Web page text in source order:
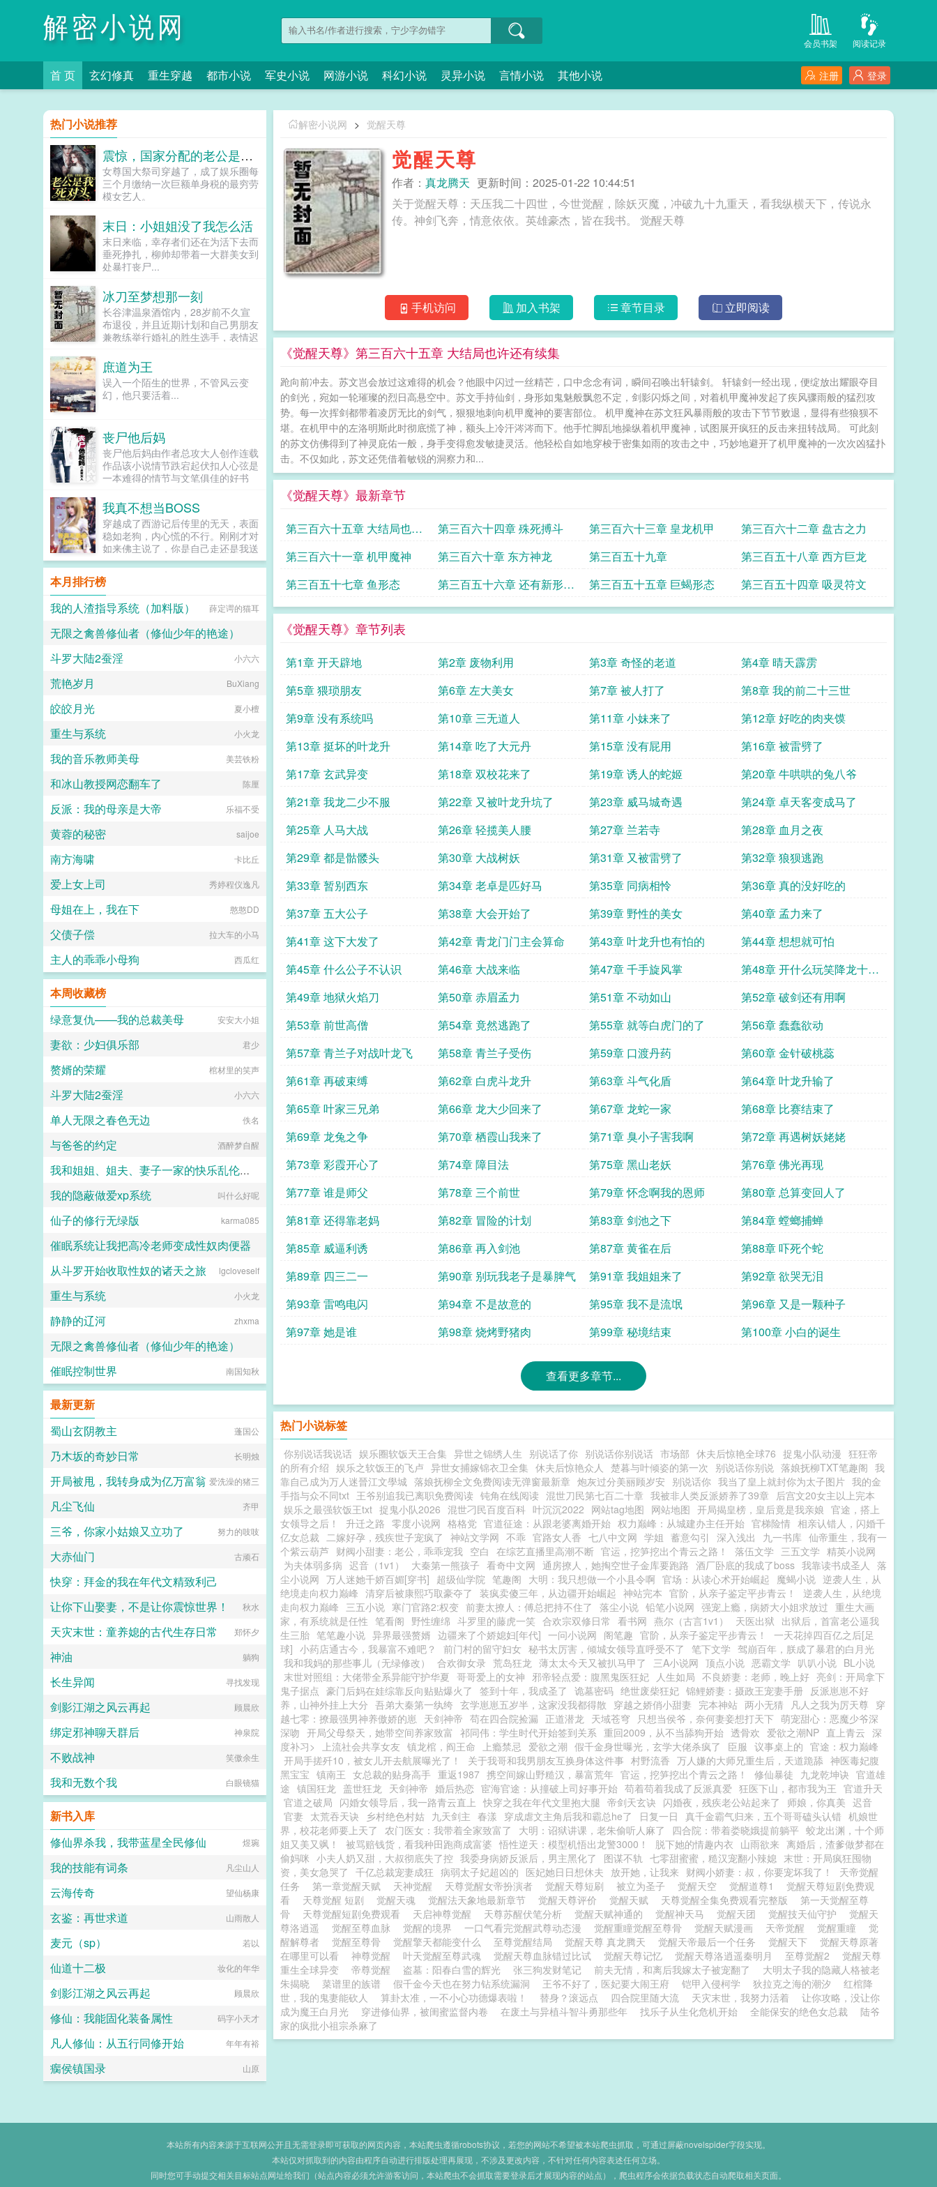
解密小说网 阅读记录
会员书架
首 页 玄幻修真 重生穿越 都市小说 军史小说 网游小说 科幻小说 灵异小说 言情小说 其他小说 登录
注册
解密小说网 > 觉醒天尊
觉醒天尊
作者： 真龙腾天 更新时间：2025-01-22 10:44:51
关于觉醒天尊：天压我二十四世，今世觉醒，除妖灭魔，冲破九十九重天，看我纵横天下，传说永
传。神剑飞奔，情意依依。英雄豪杰，皆在我书。 觉醒天尊
手机访问 加入书架 章节目录 立即阅读
《觉醒天尊》第三百六十五章 大结局也许还有续集
跄向前冲去。苏文岂会放过这难得的机会？他眼中闪过一丝精芒，口中念念有词，瞬间召唤出轩辕剑。 轩辕剑一经出现，便绽放出耀眼夺目
的剑光，宛如一轮璀璨的烈日高悬空中。苏文手持仙剑，身形如鬼魅般飘忽不定，剑影闪烁之间，对着机甲魔神发起了疾风骤雨般的猛烈攻
势。每一次挥剑都带着凌厉无比的剑气，狠狠地刺向机甲魔神的要害部位。 机甲魔神在苏文狂风暴雨般的攻击下节节败退，显得有些狼狈不
堪。在机甲中的左洛明斯此时彻底慌了神，额头上冷汗涔涔而下。他手忙脚乱地操纵着机甲魔神，试图展开疯狂的反击来扭转战局。 可此刻
的苏文仿佛得到了神灵庇佑一般，身手变得愈发敏捷灵活。他轻松自如地穿梭于密集如雨的攻击之中，巧妙地避开了机甲魔神的一次次凶猛扑
击。不仅如此，苏文还凭借着敏锐的洞察力和...
《觉醒天尊》最新章节
第三百六十五章 大结局也许
还有续集
第三百六十四章 殊死搏斗 第三百六十三章 皇龙机甲
第三百六十二章 盘古之力
第三百六十一章 机甲魔神
第三百六十章 东方神龙 第三百五十九章
第三百五十八章 西方巨龙
第三百五十七章 鱼形态
第三百五十六章 还有新形态
吗
第三百五十五章 巨蝎形态 第三百五十四章 吸灵符文
《觉醒天尊》章节列表
第1章 开天辟地 第2章 废物利用 第3章 奇怪的老道
第4章 晴天霹雳
第5章 猥琐朋友
第6章 左大美女 第7章 被人打了
第8章 我的前二十三世
第9章 没有系统吗
第10章 三无道人 第11章 小妹来了
第12章 好吃的肉夹馍
第13章 挺坏的叶龙升
第14章 吃了大元丹 第15章 没有屁用
第16章 被雷劈了
第17章 玄武异变
第18章 双校花来了 第19章 诱人的蛇姬
第20章 牛哄哄的兔八爷
第21章 我龙二少不服
第22章 又被叶龙升坑了 第23章 威马城奇遇
第24章 卓天客变成马了
第25章 人马大战
第26章 轻揽美人腰 第27章 兰若寺
第28章 血月之夜
第29章 都是骷髅头
第30章 大战树妖 第31章 又被雷劈了
第32章 狼狈逃跑
第33章 暂别西东
第34章 老卓是匹好马 第35章 同病相怜
第36章 真的没好吃的
第37章 五大公子
第38章 大会开始了 第39章 野性的美女
第40章 孟力来了
第41章 这下大发了
第42章 青龙门门主会算命 第43章 叶龙升也有怕的
第44章 想想就可怕
第45章 什么公子不认识
第46章 大战来临 第47章 千手旋风掌
第48章 开什么玩笑降龙十八
掌
第49章 地狱火焰刀 第50章 赤眉孟力 第51章 不动如山
第52章 破剑还有用啊
第53章 前世高僧
第54章 竟然逃跑了 第55章 就等白虎门的了
第56章 蠢蠢欲动
第57章 青兰子对战叶龙飞
第58章 青兰子受伤 第59章 口渡丹药
第60章 金针破桃蕊
第61章 再破束缚
第62章 白虎斗龙升 第63章 斗气化盾
第64章 叶龙升输了
第65章 叶家三兄弟
第66章 龙大少回来了 第67章 龙蛇一家
第68章 比赛结束了
第69章 龙兔之争
第70章 栖霞山我来了 第71章 臭小子害我啊
第72章 再遇树妖姥姥
第73章 彩霞开心了
第74章 障目法 第75章 黑山老妖
第76章 佛光再现
第77章 谁是师父
第78章 三个前世 第79章 怀念啊我的恩师
第80章 总算变回人了
第81章 还得靠老妈
第82章 冒险的计划 第83章 剑池之下
第84章 螳螂捕蝉
第85章 威逼利诱
第86章 再入剑池 第87章 黄雀在后
第88章 吓死个蛇
第89章 四三二一
第90章 别玩我老子是暴脾气 第91章 我姐姐来了
第92章 欲哭无泪
第93章 雷鸣电闪
第94章 不是故意的 第95章 我不是流氓
第96章 又是一颗种子
第97章 她是谁
第98章 烧烤野猪肉 第99章 秘境结束 第100章 小白的诞生
查看更多章节...
热门小说标签
你别说话我说话 娱乐圈软饭天王合集 异世之锦绣人生 别说话了你 别说话你别说话 市场部 休夫后惊艳全球76 捉鬼小队动漫 狂狂帝
的所有介绍 娱乐之软饭王的飞卢 异世女捕嫁锦衣卫全集 休夫后惊艳众人 楚暮与叶倾姿的第一次 别说话你别说 落娘抚柳TXT笔趣阁 我
靠自己成为万人迷晉江文學城 落娘抚柳全文免费阅读无弹窗最新章 炮灰过分美丽顾岁安 别说话你 我当了皇上就封你为太子图片 我的金
手指与众不同txt 王爷别追我已离职免费阅读 钝角在线阅读 混世刀民第七百二十章 我被非人类反派娇养了39章 后宫文20女主以上完本
娱乐之最强软饭王txt 捉鬼小队2026 混世刁民百度百科 叶沉沉2022 网站tag地图 网站地图 开局揭皇榜，皇后竟是我亲娘 官途，搭上
女领导之后！
升迁之路 零度小说网 格格党 官道征途：从跟老婆离婚开始 权力巅峰：从城建办主任开始 官梯险情 相亲认错人，闪婚千
亿女总裁 二嫁好孕，残疾世子宠疯了 神站文学网 不乖 官路女人香 七八中文网 学姐 蓄意勾引 深入浅出 九一书库 仙帝重生，我有一
个紫云葫芦 财阀小甜妻：老公，乖乖宠我 空白 在综艺直播里高潮不断 官运，挖笋挖出个青云之路！ 落伍文学 三五文学 精英小说网
为夫体弱多病 迟音（1v1） 大秦第一熊孩子 看奇中文网 通房撩人，她掏空世子金库要跑路 酒厂卧底的我成了boss 我靠读书成圣人 落
尘小说网 万人迷她千娇百媚[穿书] 超级仙学院 笔趣阁 大明：我只想做一个小县令啊 官场：从读心术开始崛起 魔蝎小说 逆袭人生，从
绝境走向权力巅峰 清穿后被康熙巧取豪夺了 装疯卖傻三年，从边疆开始崛起 神站完本 官阶，从亲子鉴定平步青云！
逆袭人生，从绝境
走向权力巅峰 三五小说 寒门官路2:权变 前妻太撩人：傅总把持不住了 落尘小说 铅笔小说网 强宠上瘾，病娇大小姐求放过 重生大画
家，有系统就是任性 笔看阁 野性缠绵 斗罗里的藤虎一笑 合欢宗双修日常 看书网 燕尔（古言1v1） 天医出狱 出狱后，首富老公逼我
生三胎 笔笔趣小说 异界最强赘婿 边疆来了个娇媳妇[年代] 一问小说网 阁笔趣 官阶，从亲子鉴定平步青云！
一天花掉四百亿之后[足
球] 小药店通古今，我暴富不难吧？ 前门村的留守妇女 秘书太厉害，倾城女领导直呼受不了 笔下文学 驾崩百年，朕成了暴君的白月光
我和我妈的那些事儿（无绿修改）
合欢御女录 荒岛狂龙 薄太太今天又被扒马甲了 三A小说网 顶点小说 恶霸文学 叭叭小说 BL小说
末世对照组：大佬带全系异能守护华夏 哥哥爱上的女神 邪帝轻点爱：腹黑鬼医狂妃 人生如局 不良娇妻：老师，晚上好 亮剑：开局拿下
鬼子据点 豪门后妈在娃综靠反向贴贴爆火了 签到十年，我成圣了 诡墓密码 绝世废柴狂妃 锦鲤娇妻：摄政王宠妻手册 反派崽崽不好
养，山神外挂上大分 吾弟大秦第一纨绔 玄学崽崽五岁半，这家没我都得散 穿越之娇俏小甜妻 完本神站 两小无猜 凡人之我为厉天尊 穿
越七零：撩最强男神养傲娇的崽 天剑神帝 苟在四合院捡漏 正道潜龙 天域苍穹 只想当侯爷，奈何妻妾想打天下 萌宠甜心：恶魔少爷深
深吻 开局父母祭天，她带空间养家致富 祁同伟：学生时代开始签到关系 重回2009，从不当舔狗开始 透骨欢 爱欲之潮NP 直上青云 深
度补习>
上流社会共享女友 镇龙棺，阎王命 上瘾禁忌 爱欲之潮 假千金身世曝光，玄学大佬杀疯了 臣服 议事桌上的 官途：权力巅峰
开局手搓歼10，被女儿开去航展曝光了！
关于我哥和我男朋友互换身体这件事 村野流香 万人嫌的大师兄重生后，天道跪舔 神医毒妃腹
黑宝宝 镇南王 女总裁的贴身高手 重返1987 携空间嫁山野糙汉，暴富荒年 官运，挖笋挖出个青云之路！ 修仙暴徒 九龙乾坤诀 官道雄
途 镇国狂龙 盖世狂龙 天剑神帝 婚后热恋 宦海官途：从撞破上司好事开始 苟着苟着我成了反派真爱 狂医下山，都市我为王 官道升天
官道之破局 闪婚女领导后，我一路青云直上 快穿之我在年代文里抱大腿 帝剑天玄诀 闪婚夜，残疾老公站起来了 师娘，你真美 迟音
官妻 太荒吞天诀 乡村绝色村姑 九天剑主 春漾 穿成虐文主角后我和霸总he了 日复一日 真千金霸气归来，五个哥哥磕头认错 机娘世
界，校花老师要上天了 农门医女：我带着全家致富了 大明：诏狱讲课，老朱偷听人麻了 四合院：带着娄晓娥提前躺平 蛟龙出渊，十个师
姐又美又飒！
被骂赔钱货，看我种田跑商成富婆 悟性逆天：模型机悟出龙警3000！ 脱下她的情趣内衣 山雨欲来 离婚后，渣爹做梦都在
偷妈咪 小夫人奶又甜，大叔彻底失了控 我委身病娇反派后，男主黑化了 图谋不轨 七零甜蜜蜜，糙汉宠翻小辣媳 末世：开局疯狂囤物
资，美女急哭了 千亿总裁宠妻成狂 病弱太子妃超凶的 医妃她日日想休夫 放开她，让我来 财阀小娇妻：叔，你要宠坏我了！
天帝觉醒
任务
第一章觉醒天赋 天神觉醒 天尊觉醒女帝扮演者 觉醒天尊短刷 被立为圣子 觉醒天空 觉醒道尊1
觉醒天尊短剧免费观
看
天尊觉醒 短剧 觉醒天魂 觉醒法天象地最新章节 觉醒天尊评价 觉醒天赋 天尊觉醒全集免费观看完整版
第一天觉醒至尊
骨
天尊觉醒短剧免费观看 天启神尊觉醒 天尊苏醒伏笔分析 觉醒天赋神通的 觉醒神天马 觉醒天团 觉醒技天仙守护
觉醒天
尊洛逍遥
觉醒至尊血脉 觉醒的境界 一口气看完觉醒武尊动态漫 觉醒重瞳觉醒至尊骨 觉醒天赋漫画 天帝觉醒 觉醒重瞳
觉
醒解尊者
觉醒至尊骨 觉醒擎天都能变什么 至尊觉醒结局 觉醒天尊 真龙腾天 觉醒天帝最后一个任务 觉醒天下
觉醒天尊原著
在哪里可以看
神尊觉醒 叶天觉醒至尊武魂 觉醒天尊血脉错过比试 觉醒天尊记忆 觉醒天尊洛逍遥秦明月 至尊觉醒2
觉醒天尊
重生全球异变
帝尊觉醒 盗墓：阳春白雪的辉光 张三狗发财笔记 前夫无情，和离后我嫁太子被宠翻了
大明太子我的隐藏人格被老
朱揭晓
菜谱里的族谱 假千金今天也在努力钻系统漏洞 王爷不好了，医妃要大闹王府 铠甲入侵柯学 狄拉克之海的潮汐
红棺降
世，我的鬼妻能砍人
算卦太准，一不小心功德爆表啦！ 替身？滚远点 四合院里随大流 天灾末世，我努力活着
让你攻略，没让你
成为魔王白月光
穿进修仙界，被闺蜜监督内卷 在废土与异植斗智斗勇那些年 找乐子从生化危机开始 全能保安的绝色女总裁
陆爷
家的疯批小祖宗杀麻了
热门小说推荐
震惊，国家分配的老公是我死对头
女尊国大祭司穿越了，成了娱乐圈每
三个月缴纳一次巨额单身税的最穷劳
模女艺人。
送你一个老公都不要，非坚持不婚主
义，哪怕日渐贫穷也不妥协，脑子瓦
特了。ampampbrampampgt 基
因匹配中心门口，记者一拥而...
末日：小姐姐没了我怎么活
末日来临，幸存者们还在为活下去而
垂死挣扎，柳帅却带着一大群美女到
处暴打丧尸...
冰刀至梦想那一刻
长谷津温泉酒馆内，28岁前不久宣
布退役，并且近期计划和自己男朋友
兼教练举行婚礼的胜生选手，表情迟
们之后可能会有一个，嗯孩子维克多
（大惊失色）唉难道勇利...
庶道为王
误入一个陌生的世界，不管风云变
幻，他只要活着...
丧尸他后妈
丧尸他后妈由作者总攻大人创作连载
作品该小说情节跌宕起伏扣人心弦是
一本难得的情节与文笔俱佳的好书
文无弹窗的纯文字在线阅读。...
我真不想当BOSS
穿越成了西游记后传里的无天，表面
稳如老狗，内心慌的不行。刚刚才对
如来佛主说了，你是自己走还是我送
你走。如来佛主金身在前，佛光万
丈，似乎要动手诛魔，是该认个怂自
动消失，还是继续装下去？...
本月排行榜
我的人渣指导系统（加料版）
薛定谔的猫耳
无限之禽兽修仙者（修仙少年的艳途）
三年又三年
斗罗大陆2蚕淫 小六六
荒艳岁月 BuXiang
皎皎月光 夏小檀
重生与系统 小火龙
我的音乐教师美母 美芸铁粉
和冰山教授网恋翻车了 陈厘
反派：我的母亲是大帝 乐福不受
黄蓉的秘密 saijoe
南方海啸 卡比丘
爱上女上司 秀婷程仪逸凡
母姐在上，我在下 憨憨DD
父债子偿 拉大车的小马
主人的乖乖小母狗 西瓜红
本周收藏榜
绿意复仇——我的总裁美母
安安大小姐
妻欲：少妇俱乐部 君少
赘婿的荣耀 棺材里的笑声
斗罗大陆2蚕淫 小六六
单人无限之春色无边 佚名
与爸爸的约定 酒醉梦自醒
我和姐姐、姐夫、妻子一家的快乐乱伦生活
woshiliyi1
我的隐蔽做爱xp系统 叫什么好呢
仙子的修行无绿版 karma085
催眠系统让我把高冷老师变成性奴肉便器
佚名
从斗罗开始收取性奴的诸天之旅 lgcloveself
重生与系统 小火龙
静静的辽河 zhxma
无限之禽兽修仙者（修仙少年的艳途）
三年又三年
催眠控制世界 南国知秋
最新更新
蜀山玄阴教主
蓬国公
乃木坂的奇妙日常 长明烛
开局被甩，我转身成为亿万富翁 爱洗澡的猪三
凡尘飞仙 齐甲
三爷，你家小姑娘又立功了 努力的吱吱
大赤仙门 古顽石
快穿：拜金的我在年代文精致利己
楠楠的修仙梦
让你下山娶妻，不是让你震惊世界！ 秋水
天灾末世：童养媳的古代生存日常 郑怀夕
神油 躺狗
长生异闻 寻找发现
剑影江湖之风云再起 顾晨欣
绑定邪神聊天群后 神泉院
不败战神 笑傲余生
我和无数个我 白眼镜猫
新书入库
修仙界杀我，我带蓝星全民修仙
煜琬
我的技能有词条 凡尘山人
云海传奇 望仙杨康
玄鉴：再世求道 山雨散人
麦元（sp） 若以
仙道十二极 妆化的年华
剑影江湖之风云再起 顾晨欣
修仙：我能固化装备属性 码字小天才
凡人修仙：从五行同修开始 年年有裕
瘸侯镇国录 山原
本站所有内容来源于互联网公开且无需登录即可获取的网页内容，本站爬虫遵循robots协议，若您的网站不希望被本站爬虫抓取，可通过屏蔽novelspider字段实现。
本站仅对抓取到的内容由程序自动进行排版处理再展现，不涉及更改内容，不针对任何内容表述任何立场。
同时您可手动提交相关目标站点网址给我们（站点内容必须允许游客访问，本站爬虫不会抓取需要登录后才展现内容的站点），爬虫程序会依据负载状态自动爬取相关页面。